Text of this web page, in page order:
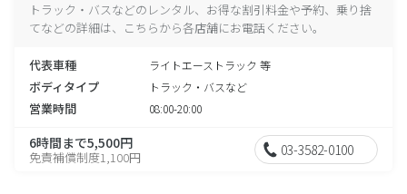
トラック・バスなどのレンタル、お得な割引料金や予約、乗り捨
てなどの詳細は、こちらから各店舗にお電話ください。
代表車種 ライトエーストラック 等
ボディタイプ トラック・バスなど
営業時間 08:00-20:00
6時間まで5,500円
免責補償制度1,100円 03-3582-0100